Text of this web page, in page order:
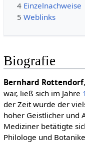
4 Einzelnachweise
5 Weblinks
Biografie
Bernhard Rottendorf
war, ließ sich im Jahre
der Zeit wurde der
hoher Geistlicher und
Mediziner betätigte
Philologe und